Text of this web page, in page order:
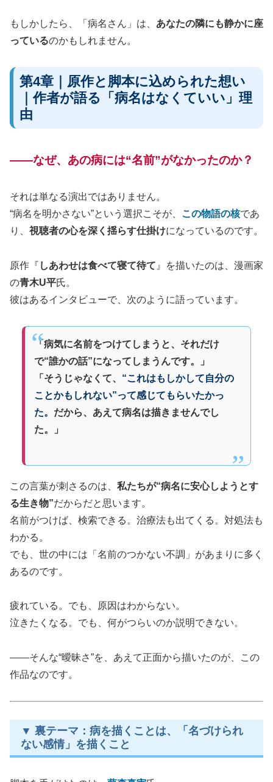
もしかしたら、「病名さん」は、 あなたの隣にも静かに座
っているのかもしれません。
第4章｜原作と脚本に込められた想い
｜作者が語る「病名はなくていい」理
由
——なぜ、あの病には“名前”がなかったのか？
それは単なる演出ではありません。
“病名を明かさない”という選択こそが、 この物語の核であ
り、 視聴者の心を深く揺らす仕掛けになっているのです。
原作『 しあわせは食べて寝て待て 』を描いたのは、漫画家
の青木U平氏。
彼はあるインタビューで、次のように語っています。
「病気に名前をつけてしまうと、それだけ
で“誰かの話”になってしまうんです。」
「そうじゃなくて、 “これはもしかして自分の
ことかもしれない”って感じてもらいたかっ
た。 だから、あえて病名は描きませんでし
た。」
この言葉が刺さるのは、 私たちが“病名に安心しようとす
る生き物”だからだと思います。
名前がつけば、検索できる。治療法も出てくる。対処法も
わかる。
でも、世の中には「名前のつかない不調」があまりに多く
あるのです。
疲れている。でも、原因はわからない。
泣きたくなる。でも、何がつらいのか説明できない。
——そんな“曖昧さ”を、あえて正面から描いたのが、この
作品なのです。
▼ 裏テーマ：病を描くことは、「名づけられ
ない感情」を描くこと